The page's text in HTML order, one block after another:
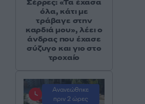
Σέρρες: «Τα έχασα
όλα, κάτι με
τράβαγε στην
καρδιά μου», λέει ο
άνδρας που έχασε
σύζυγο και γιο στο
τροχαίο
Ανανεώθηκε
πριν 2 ώρες